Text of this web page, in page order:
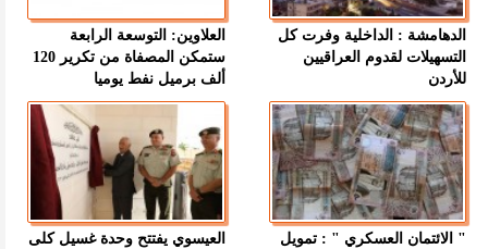
الدهامشة : الداخلية وفرت كل
التسهيلات لقدوم العراقيين
للأردن
العلاوين: التوسعة الرابعة
ستمكن المصفاة من تكرير 120
ألف برميل نفط يوميا
" الائتمان العسكري " : تمويل العيسوي يفتتح وحدة غسيل كلى